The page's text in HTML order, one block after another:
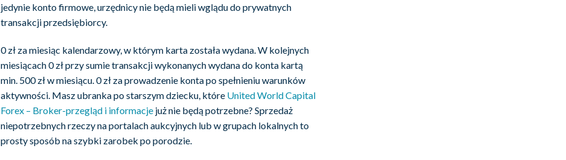
jedynie konto firmowe, urzędnicy nie będą mieli wglądu do prywatnych
transakcji przedsiębiorcy.
0 zł za miesiąc kalendarzowy, w którym karta została wydana. W kolejnych
miesiącach 0 zł przy sumie transakcji wykonanych wydana do konta kartą
min. 500 zł w miesiącu. 0 zł za prowadzenie konta po spełnieniu warunków
aktywności. Masz ubranka po starszym dziecku, które United World Capital
Forex – Broker-przegląd i informacje już nie będą potrzebne? Sprzedaż
niepotrzebnych rzeczy na portalach aukcyjnych lub w grupach lokalnych to
prosty sposób na szybki zarobek po porodzie.